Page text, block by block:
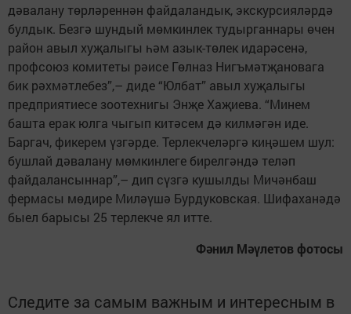
дәвалану төрләреннән файдаландык, экскурсияләрдә
булдык. Безгә шундый мөмкинлек тудырганнары өчен
район авыл хуҗалыгы һәм азык-төлек идарәсенә,
профсоюз комитеты рәисе Гөлназ Нигъмәтҗановага
бик рәхмәтлебез”,– диде “Юлбат” авыл хуҗалыгы
предприятиесе зоотехнигы Энҗе Хаҗиева. “Минем
башта ерак юлга чыгып китәсем дә килмәгән иде.
Баргач, фикерем үзгәрде. Терлекчеләргә киңәшем шул:
бушлай дәвалану мөмкинлеге бирелгәндә теләп
файдалансыннар”,– дип сүзгә кушылды Мичәнбаш
фермасы мөдире Миләүшә Бурдуковская. Шифаханәдә
быел барысы 25 терлекче ял итте.
Фәнил Мәүлетов фотосы
Следите за самым важным и интересным в